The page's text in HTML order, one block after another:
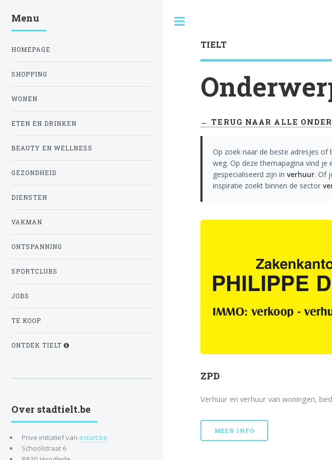
TIELT
← TERUG NAAR ALLE
Op zoek naar de beste adresjes
weg. Op deze themapagina vind je
gespecialiseerd zijn inverhuur. Of
inspiratie zoekt binnen de sector
ZPD
Verhuur en verhuur van woningen,
MEER INFO
Menu
HOMEPAGE
SHOPPING
WONEN
ETEN EN DRINKEN
BEAUTY EN WELLNESS
GEZONDHEID
DIENSTEN
VAKMAN
ONTSPANNING
SPORTCLUBS
JOBS
TE KOOP
ONTDEK TIELT
Over stadtielt.be
Prive initiatief van estart.be
Schoolstraat 6